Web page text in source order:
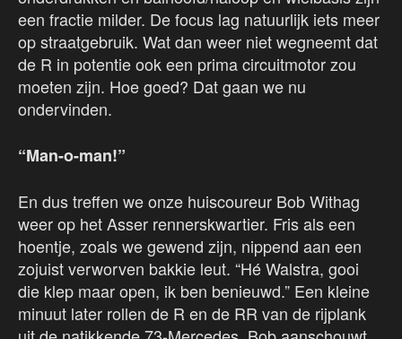
een fractie milder. De focus lag natuurlijk iets meer
op straatgebruik. Wat dan weer niet wegneemt dat
de R in potentie ook een prima circuitmotor zou
moeten zijn. Hoe goed? Dat gaan we nu
ondervinden.
“Man-o-man!”
En dus treffen we onze huiscoureur Bob Withag
weer op het Asser rennerskwartier. Fris als een
hoentje, zoals we gewend zijn, nippend aan een
zojuist verworven bakkie leut. “Hé Walstra, gooi
die klep maar open, ik ben benieuwd.” Een kleine
minuut later rollen de R en de RR van de rijplank